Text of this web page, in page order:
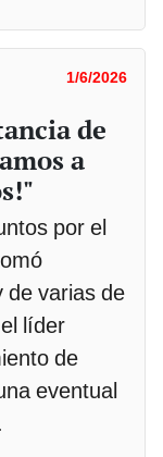
1/6/2026
de
a
por el
de varias de
líder
de
eventual